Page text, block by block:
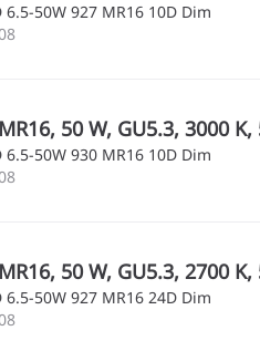
6.5-50W 927 MR16 10D Dim
50 W, GU5.3, 3000
6.5-50W 930 MR16 10D Dim
50 W, GU5.3, 2700
6.5-50W 927 MR16 24D Dim